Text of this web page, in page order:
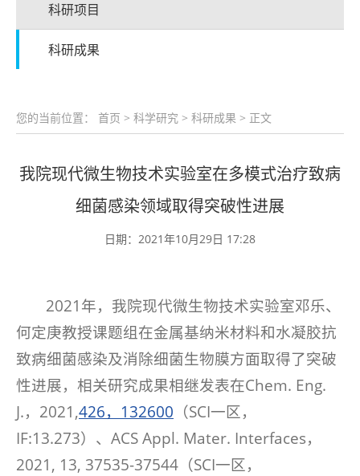
科研项目
科研成果
您的当前位置： 首页 > 科学研究 > 科研成果 > 正文
我院现代微生物技术实验室在多模式治疗致病
细菌感染领域取得突破性进展
日期：2021年10月29日 17:28
2021年，我院现代微生物技术实验室邓乐、
何定庚教授课题组在金属基纳米材料和水凝胶抗
致病细菌感染及消除细菌生物膜方面取得了突破
性进展，相关研究成果相继发表在Chem. Eng.
J.，2021,426，132600 （SCI一区，
IF:13.273）、ACS Appl. Mater. Interfaces，
2021, 13, 37535-37544（SCI一区，